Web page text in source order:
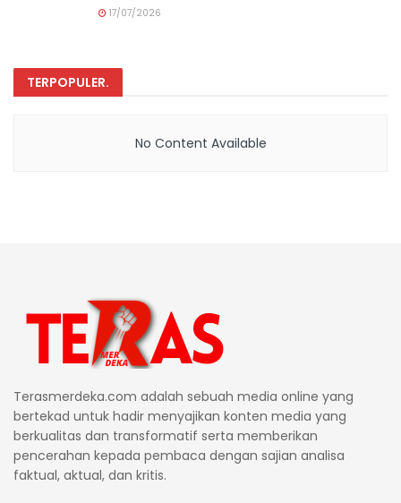
17/07/2026
TERPOPULER.
No Content Available
Terasmerdeka.com adalah sebuah media online yang
bertekad untuk hadir menyajikan konten media yang
berkualitas dan transformatif serta memberikan
pencerahan kepada pembaca dengan sajian analisa
faktual, aktual, dan kritis.